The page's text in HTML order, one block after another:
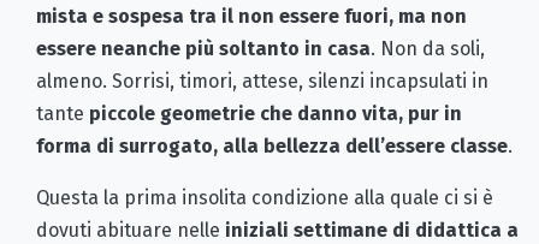
mista e sospesa tra il non essere fuori, ma non
essere neanche più soltanto in casa. Non da soli,
almeno. Sorrisi, timori, attese, silenzi incapsulati in
tante piccole geometrie che danno vita, pur in
forma di surrogato, alla bellezza dell’essere classe.
Questa la prima insolita condizione alla quale ci si è
dovuti abituare nelle iniziali settimane di didattica a